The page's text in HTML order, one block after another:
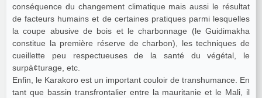
conséquence du changement climatique mais aussi le résultat
de facteurs humains et de certaines pratiques parmi lesquelles
la coupe abusive de bois et le charbonnage (le Guidimakha
constitue la première réserve de charbon), les techniques de
cueillette peu respectueuses de la santé du végétal, le
surpà¢turage, etc.
Enfin, le Karakoro est un important couloir de transhumance. En
tant que bassin transfrontalier entre la mauritanie et le Mali, il